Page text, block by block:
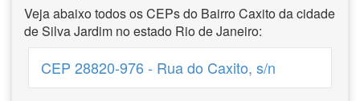
Veja abaixo todos os CEPs do Bairro Caxito da cidade
de Silva Jardim no estado Rio de Janeiro:
CEP 28820-976 - Rua do Caxito, s/n